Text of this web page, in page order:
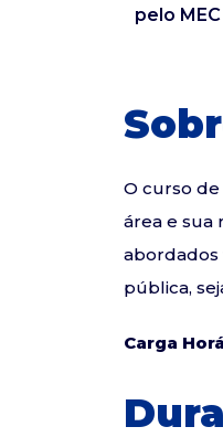
pelo MEC
O curso
área e sua
abordados
pública,
Carga